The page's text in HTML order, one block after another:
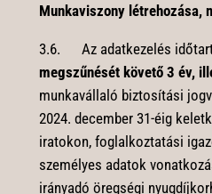
Munkaviszony létrehozása,
3.6. Az adatkezelés
megszűnését követő 3 év,
munkavállaló biztosítási
2024. december 31-éig
iratokon, foglalkoztatási
személyes adatok
irányadó öregségi